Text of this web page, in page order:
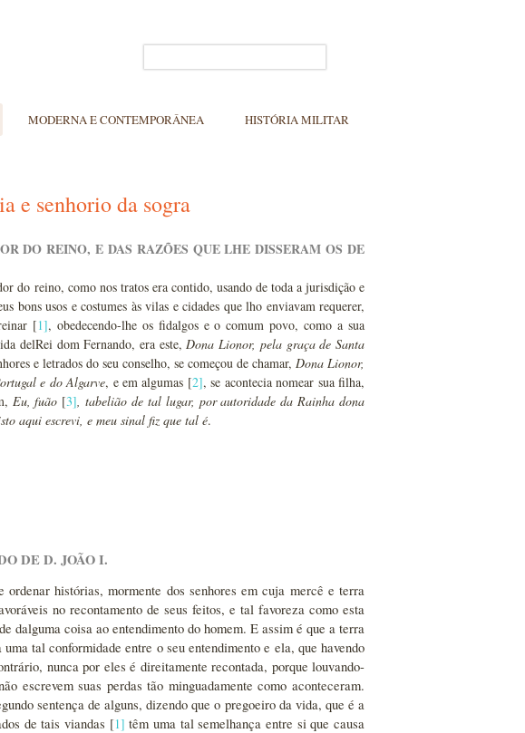
MODERNA E CONTEMPORÂNEA HISTÓRIA MILITAR
e senhorio da sogra
DO REINO, E DAS RAZÕES QUE LHE DISSERAM OS DE
do reino, como nos tratos era contido, usando de toda a jurisdição e
bons usos e costumes às vilas e cidades que lho enviavam requerer,
[1], obedecendo-lhe os fidalgos e o comum povo, como a sua
delRei dom Fernando, era este,Dona Lionor, pela graça de Santa
e letrados do seu conselho, se começou de chamar, Dona Lionor,
e do Algarve, e em algumas [2], se acontecia nomear sua filha,
Eu, fuão [3], tabelião de tal lugar, por autoridade da Rainha dona
aqui escrevi, e meu sinal fiz que tal é.
DE D. JOÃO I.
histórias, mormente dos senhores em cuja mercê e terra
no recontamento de seus feitos, e tal favoreza como esta
dalguma coisa ao entendimento do homem. E assim é que a terra
tal conformidade entre o seu entendimento e ela, que havendo
nunca por eles é direitamente recontada, porque louvando-
escrevem suas perdas tão minguadamente como aconteceram.
sentença de alguns, dizendo que o pregoeiro da vida, que é a
de tais viandas [1] têm uma tal semelhança entre si que causa